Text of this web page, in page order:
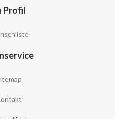
Profil